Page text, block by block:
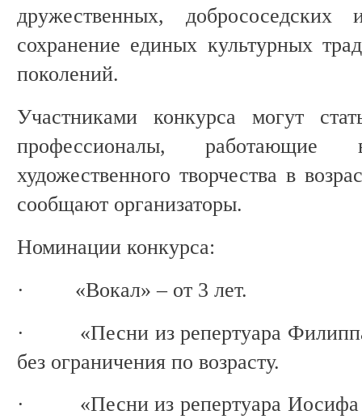
дружественных,
сохранение единых культурных
поколений.
Участниками конкурса могут
профессионалы,
художественного творчества в
сообщают организаторы.
Номинации конкурса:
· «Вокал» – от 3 лет.
· «Песни из репертуара Филиппа
без ограничения по возрасту.
· «Песни из репертуара Иосифа